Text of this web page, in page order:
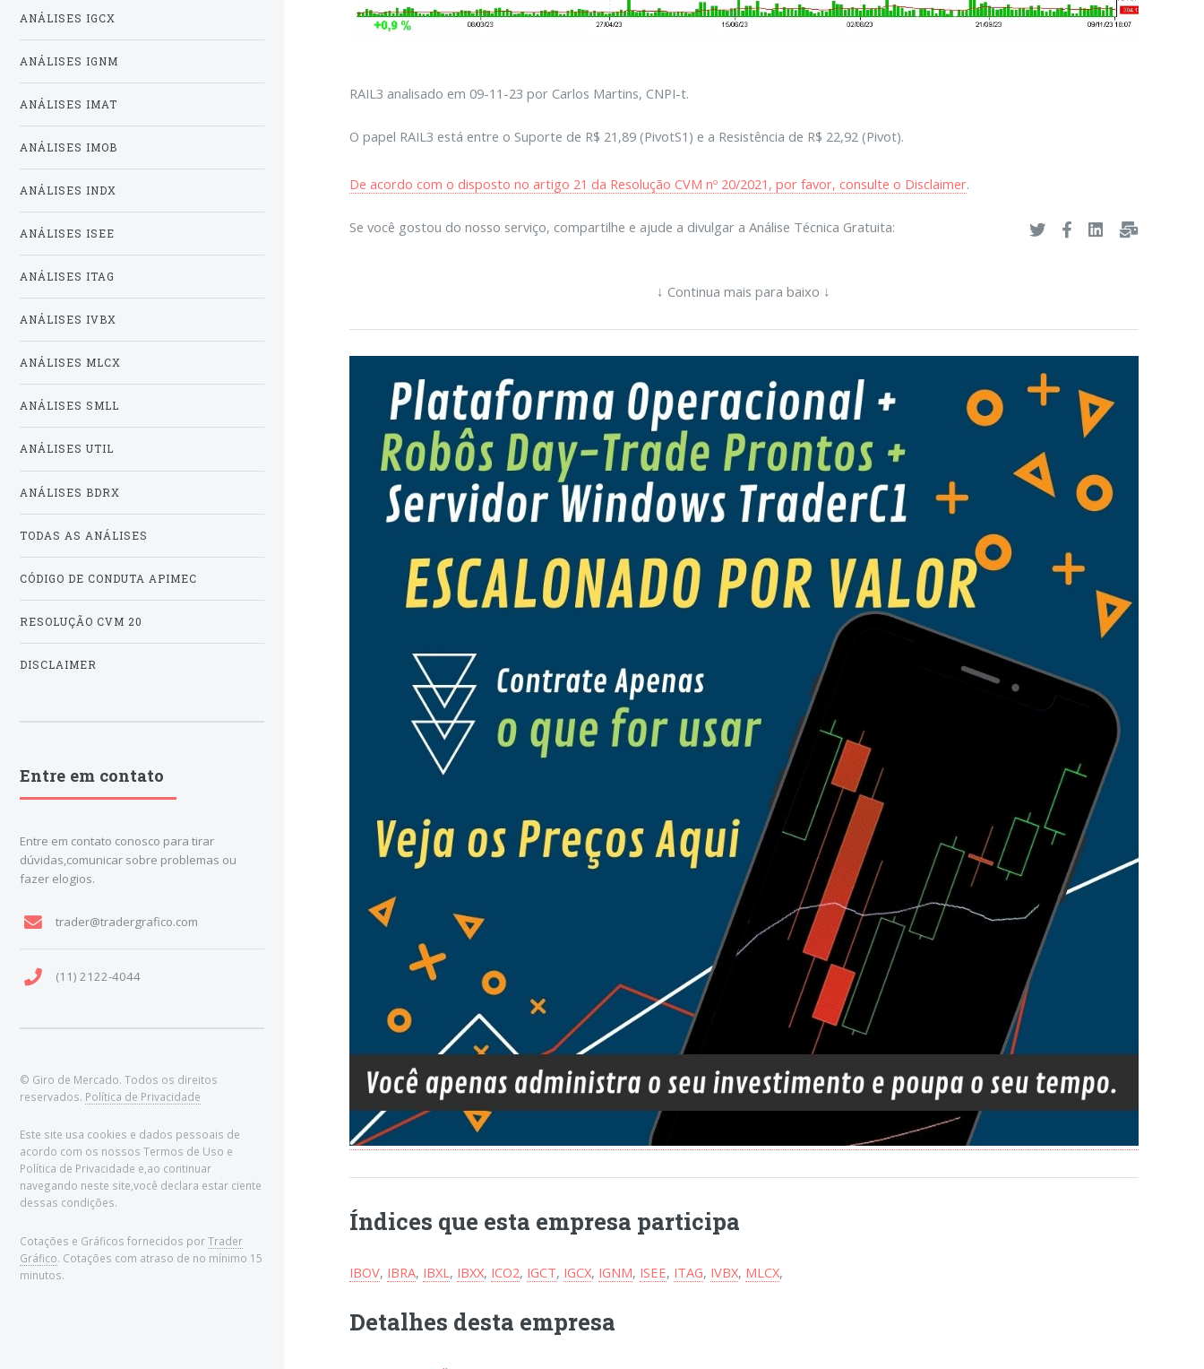
RAIL3 analisado em 09-11-23 por Carlos Martins, CNPI-t.
O papel RAIL3 está entre o Suporte de R$ 21,89 (PivotS1) e a Resistência de R$ 22,92 (Pivot).
De acordo com o disposto no artigo 21 da Resolução CVM nº 20/2021, por favor, consulte o Disclaimer.
Se você gostou do nosso serviço, compartilhe e ajude a divulgar a Análise Técnica Gratuita:
↓ Continua mais para baixo ↓
Índices que esta empresa participa
IBOV, IBRA, IBXL , IBXX, ICO2, IGCT, IGCX, IGNM, ISEE, ITAG, IVBX, MLCX,
Detalhes desta empresa
ANÁLISES IGCX
ANÁLISES IGNM
ANÁLISES IMAT
ANÁLISES IMOB
ANÁLISES INDX
ANÁLISES ISEE
ANÁLISES ITAG
ANÁLISES IVBX
ANÁLISES MLCX
ANÁLISES SMLL
ANÁLISES UTIL
ANÁLISES BDRX
TODAS AS ANÁLISES
CÓDIGO DE CONDUTA APIMEC
RESOLUÇÃO CVM 20
DISCLAIMER
Entre em contato
Entre em contato conosco para tirar
dúvidas,comunicar sobre problemas ou
fazer elogios.
trader@tradergrafico.com
(11) 2122-4044
© Giro de Mercado. Todos os direitos
reservados. Política de Privacidade
Este site usa cookies e dados pessoais de
acordo com os nossos Termos de Uso e
Política de Privacidade e,ao continuar
navegando neste site,você declara estar ciente
dessas condições.
Cotações e Gráficos fornecidos porTrader
Gráfico. Cotações com atraso de no mínimo 15
minutos.